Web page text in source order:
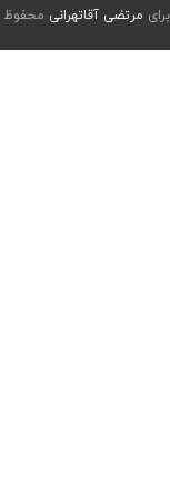
مرتضی آقاتهرانی